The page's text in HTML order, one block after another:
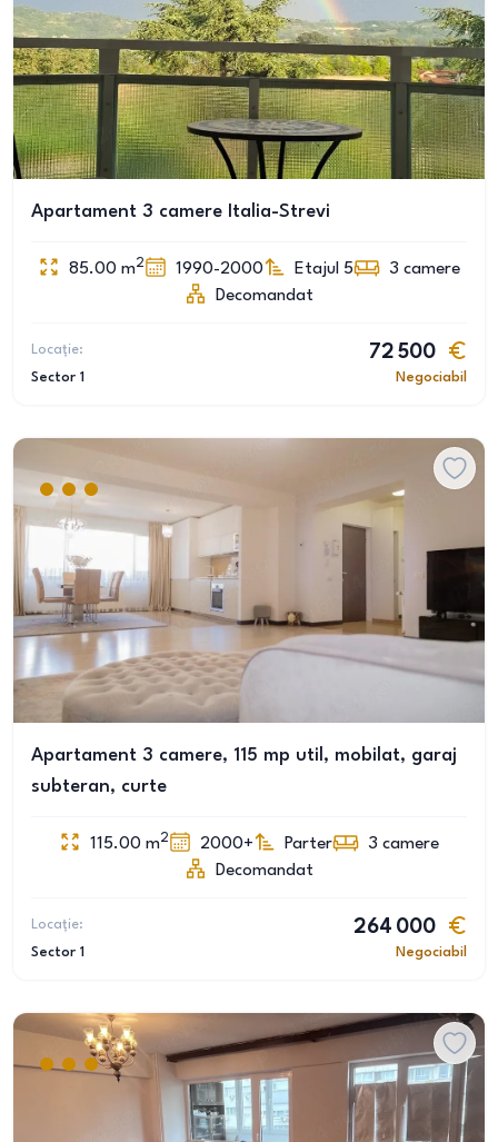
Apartament 3 camere Italia-Strevi
85.00 m2 1990-2000 Etajul 5 3 camere
Decomandat
Locație:
Sector 1
72 500
Negociabil
Apartament 3 camere, 115 mp util, mobilat, garaj
subteran, curte
115.00 m2 2000+ Parter 3 camere
Decomandat
Locație:
Sector 1
264 000
Negociabil